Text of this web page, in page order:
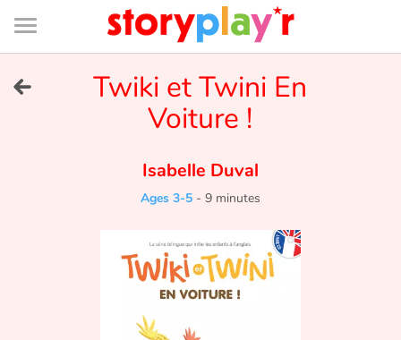
Connexion
Bibliothèque
de
page
Twiki et Twini En
Voiture !
Isabelle Duval
Ages 3-5 - 9 minutes